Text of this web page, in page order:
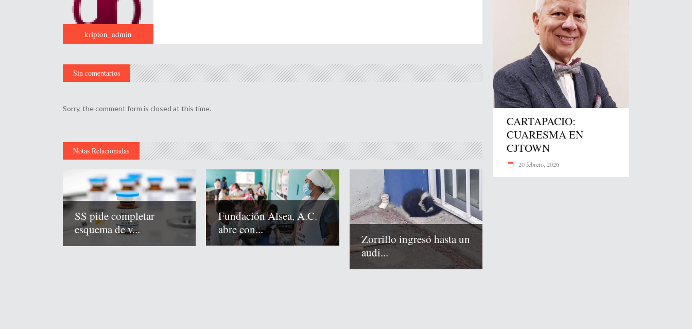
kripton_admin
Sin comentarios
Sorry, the comment form is closed at this time.
Notas Relacionadas
SS pide completar
esquema de v...
Fundación Alsea, A.C.
abre con...
Zorrillo ingresó hasta un
audi...
CARTAPACIO:
CUARESMA EN
CJTOWN
20 febrero, 2026